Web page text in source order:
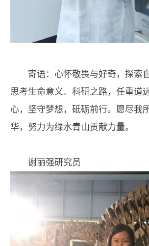
寄语：心怀敬畏与好奇，探索
思考生命意义。科研之路，任重道
心，坚守梦想，砥砺前行。愿尽我
华，努力为绿水青山贡献力量。
谢丽强研究员